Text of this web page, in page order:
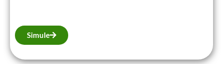
Simule